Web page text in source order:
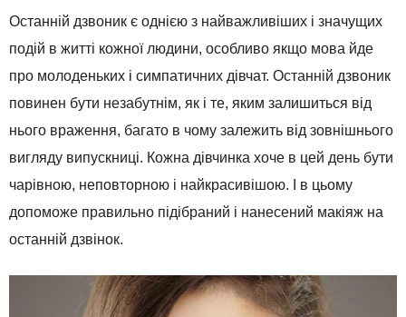
Останній дзвоник є однією з найважливіших і значущих
подій в житті кожної людини, особливо якщо мова йде
про молоденьких і симпатичних дівчат. Останній дзвоник
повинен бути незабутнім, як і те, яким залишиться від
нього враження, багато в чому залежить від зовнішнього
вигляду випускниці. Кожна дівчинка хоче в цей день бути
чарівною, неповторною і найкрасивішою. І в цьому
допоможе правильно підібраний і нанесений макіяж на
останній дзвінок.